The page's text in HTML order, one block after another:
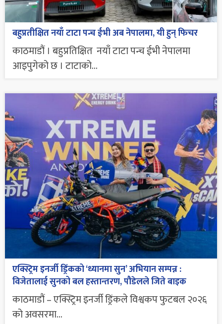
बहुप्रतीक्षित नयाँ टाटा पन्च ईभी अब नेपालमा, यी हुन् फिचर
काठमाडौं । बहुप्रतिक्षित नयाँ टाटा पन्च ईभी नेपालमा
आइपुगेको छ । टाटाको...
एक्स्ट्रिम इनर्जी ड्रिंकको ‘ध्यानमा सुन’ अभियान सम्पन्न :
विजेतालाई सुनको बल हस्तान्तरण, पौडेलले जिते बाइक
काठमाडौं – एक्स्ट्रिम इनर्जी ड्रिंकले विश्वकप फुटबल २०२६
को अवसरमा...